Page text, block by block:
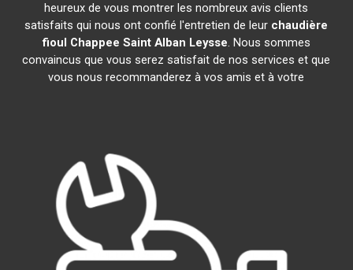
heureux de vous montrer les nombreux avis clients
satisfaits qui nous ont confié l'entretien de leur chaudière
fioul Chappee Saint Alban Leysse. Nous sommes
convaincus que vous serez satisfait de nos services et que
vous nous recommanderez à vos amis et à votre